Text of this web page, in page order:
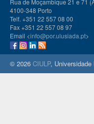
4100-348 Porto
Telf. +351 22 557 08 00
Fax +351 22 557 08 97
Email <info@por.ulusiada.pt>
© 2026 CIULP,